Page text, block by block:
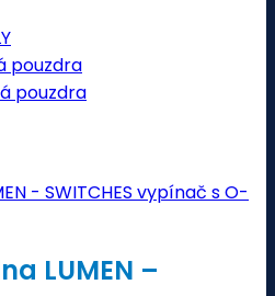
pouzdra
pouzdra
LUMEN –